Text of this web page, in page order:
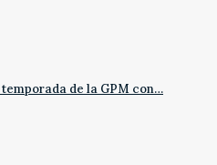
de la GPM con…